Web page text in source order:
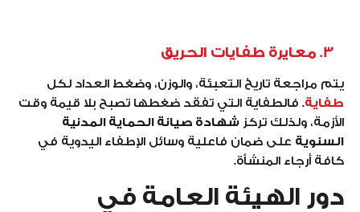
يتم مراجعة تاريخ التعبئة، والوزن، وضغط العداد لكل
طفاية. فالطفاية التي تفقد ضغطها تصبح بلا قيمة وقت
الأزمة، ولذلك تركز شهادة صيانة الحماية المدنية
السنوية على ضمان فاعلية وسائل الإطفاء اليدوية في
كافة أرجاء المنشأة.
دور الهيئة العامة في